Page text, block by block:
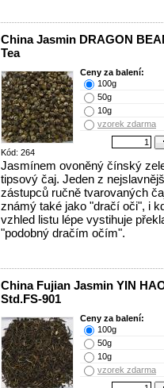
China Jasmin DRAGON
Tea
Kód: 264
Ceny za balení:
100g
50g
10g
vzorek zdarma
Jasmínem ovoněný čínský
tipsový čaj. Jeden z
zástupců ručně tvarovaných
známý také jako "dračí oči", i
vzhled listu lépe vystihuje
"podobný dračím očím".
China Fujian Jasmin YIN
Std.FS-901
Ceny za balení:
100g
50g
10g
vzorek zdarma